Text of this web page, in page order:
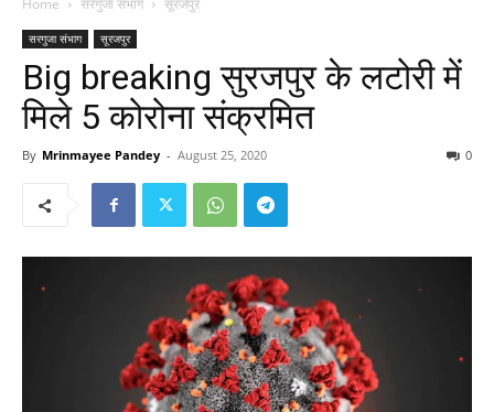
Home सरगुजा संभाग सूरजपुर
सरगुजा संभाग सूरजपुर
Big breaking सुरजपुर के लटोरी में
मिले 5 कोरोना संक्रमित
By Mrinmayee Pandey - August 25, 2020 0